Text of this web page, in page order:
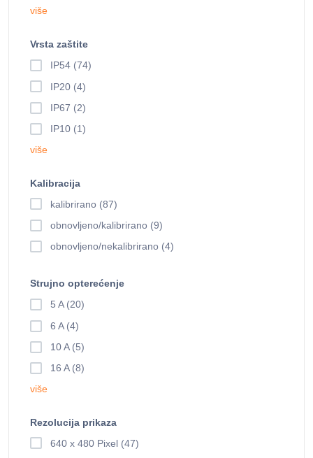
više
Vrsta zaštite
IP54 (74)
IP20 (4)
IP67 (2)
IP10 (1)
više
Kalibracija
kalibrirano (87)
obnovljeno/kalibrirano (9)
obnovljeno/nekalibrirano (4)
Strujno opterećenje
5 A (20)
6 A (4)
10 A (5)
16 A (8)
više
Rezolucija prikaza
640 x 480 Pixel (47)